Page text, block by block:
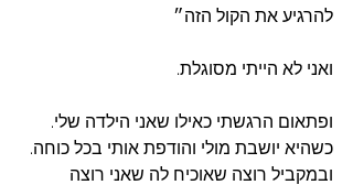
להרגיע את הקול הזה״
ואני לא הייתי מסוגלת.
ופתאום הרגשתי כאילו שאני הילדה שלי.
כשהיא יושבת מולי והודפת אותי בכל כוחה.
ובמקביל רוצה שאוכיח לה שאני רוצה